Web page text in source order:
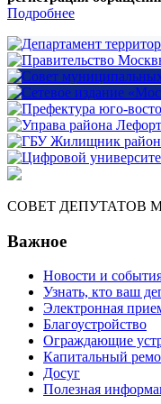
Подробнее
СОВЕТ ДЕПУТАТОВ
Важное
Новости и
Узнать, кто ваш
Электронная
Благоустройство
Ограждающие
Капитальный
Досуг
Полезная